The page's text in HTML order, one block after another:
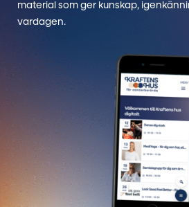
material som ger kunskap,
vardagen.